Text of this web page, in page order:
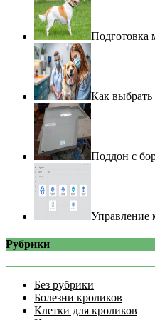
Подготовка
Как выбрать
Поддон с
Управление
Рубрики
Без рубрики
Болезни кроликов
Клетки для кроликов